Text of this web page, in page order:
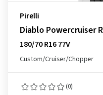
Pirelli
Diablo Powercruiser
180/70 R16 77V
Custom/Cruiser/Chopper
(0)